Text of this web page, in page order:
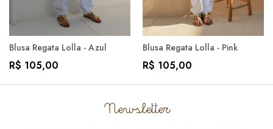
Blusa Regata Lolla - Azul
R$ 105,00
Blusa Regata Lolla - Pink
R$ 105,00
Newsletter